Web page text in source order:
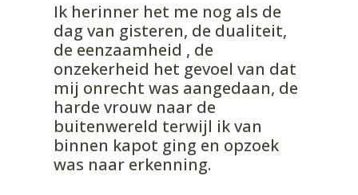
Ik herinner het me nog als de
dag van gisteren, de dualiteit,
de eenzaamheid , de
onzekerheid het gevoel van dat
mij onrecht was aangedaan, de
harde vrouw naar de
buitenwereld terwijl ik van
binnen kapot ging en opzoek
was naar erkenning.